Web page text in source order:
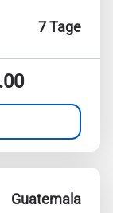
7 Tage
Guatemala